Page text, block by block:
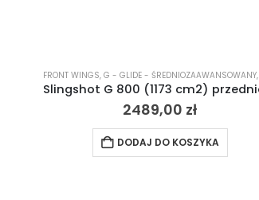
FRONT WINGS, G - GLIDE - ŚREDNIOZAAWANSOWANY,
2489,00 zł
DODAJ DO KOSZYKA